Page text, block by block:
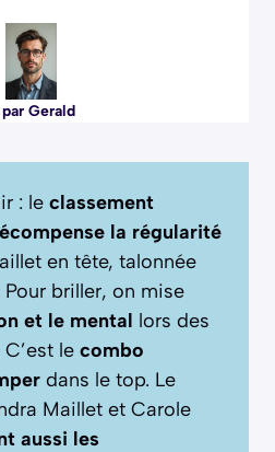
Gerald
: le classement
la régularité
en tête, talonnée
briller, on mise
et le mental lors des
le combo
dans le top. Le
Maillet et Carole
aussi les